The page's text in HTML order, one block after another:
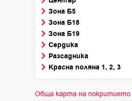
Зона Б5
Зона Б18
Зона Б19
Сердика
Разсадника
Красна поляна 1, 2, 3
Обща карта на покритието